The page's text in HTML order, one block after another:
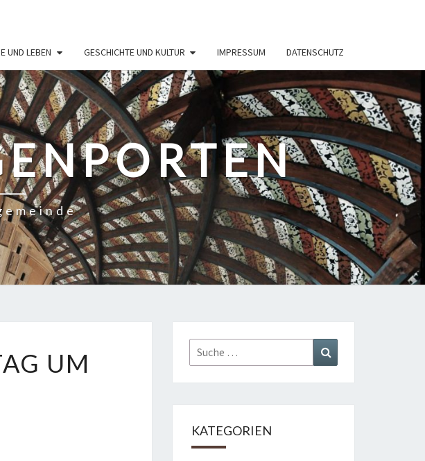
UND LEBEN GESCHICHTE UND KULTUR IMPRESSUM DATENSCHUTZ
UM
Suche
nach:
KATEGORIEN